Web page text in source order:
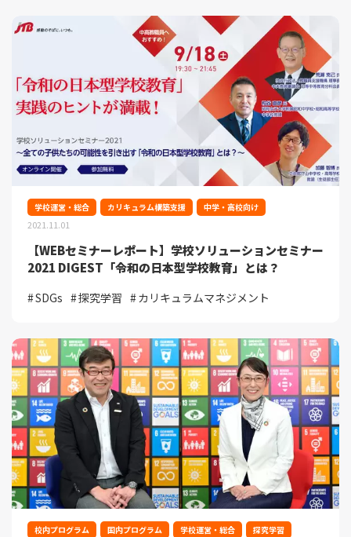
学校運営・総合 カリキュラム構築支援 中学・高校向け
2021.11.01
【WEBセミナーレポート】学校ソリューションセミナー
2021 DIGEST「令和の日本型学校教育」とは？
SDGs 探究学習 カリキュラムマネジメント
校内プログラム 国内プログラム 学校運営・総合
探究学習